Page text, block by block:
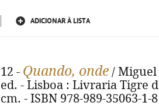
ADICIONAR À LISTA
12 - Quando, onde / Miguel
ed. - Lisboa : Livraria Tigre
cm. - ISBN 978-989-35063-1-8